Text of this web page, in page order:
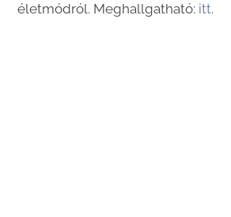
életmódról. Meghallgatható: itt.